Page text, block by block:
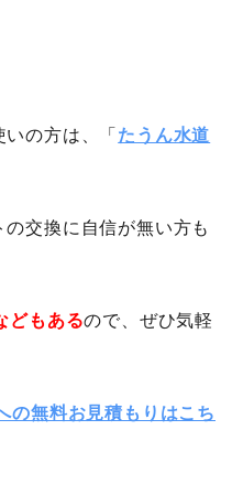
の方は、「 たうん水道
の交換に自信が無い方も
どもあるので、ぜひ気軽
の無料お見積もりはこち